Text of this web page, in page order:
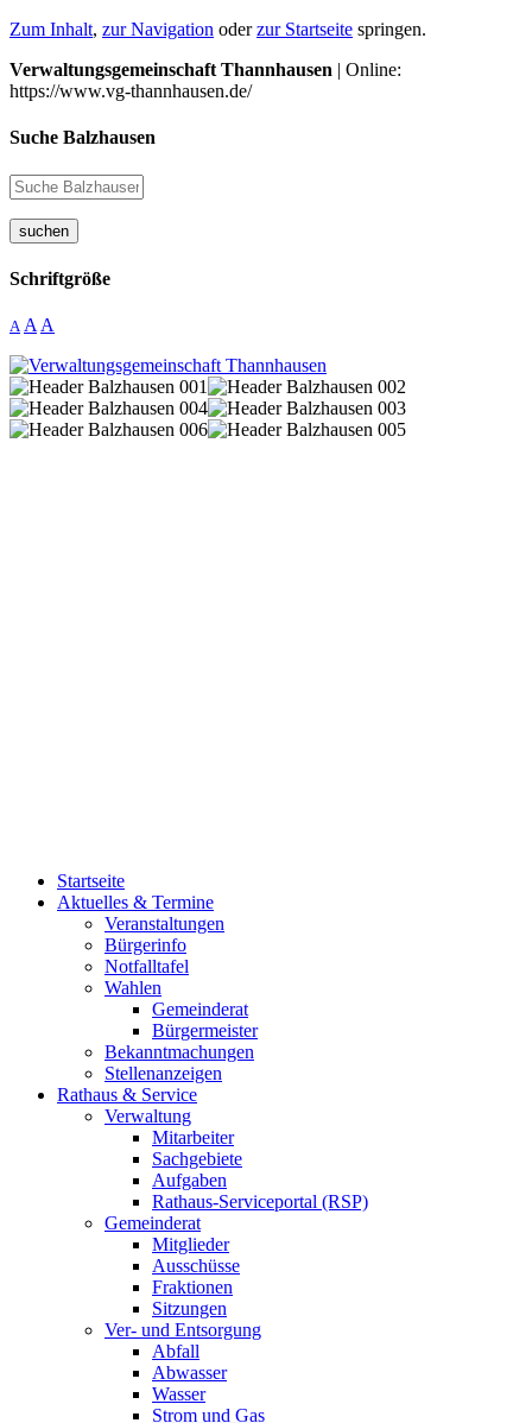
Zum Inhalt, zur Navigation oderzur Startseite springen.
Verwaltungsgemeinschaft Thannhausen | Online:
https://www.vg-thannhausen.de/
Suche Balzhausen
suchen
Schriftgröße
A A A
Startseite
Aktuelles & Termine
Veranstaltungen
Bürgerinfo
Notfalltafel
Wahlen
Gemeinderat
Bürgermeister
Bekanntmachungen
Stellenanzeigen
Rathaus & Service
Verwaltung
Mitarbeiter
Sachgebiete
Aufgaben
Rathaus-Serviceportal (RSP)
Gemeinderat
Mitglieder
Ausschüsse
Fraktionen
Sitzungen
Ver- und Entsorgung
Abfall
Abwasser
Wasser
Strom und Gas